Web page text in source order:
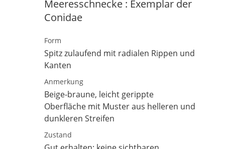
Meeresschnecke : Exemplar der
Conidae
Form
Spitz zulaufend mit radialen Rippen und
Kanten
Anmerkung
Beige-braune, leicht gerippte
Oberfläche mit Muster aus helleren und
dunkleren Streifen
Zustand